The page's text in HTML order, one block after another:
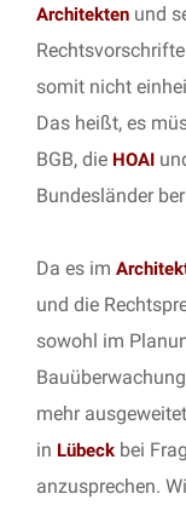
Architekten und
somit nicht
Das heißt, es
BGB, die HOAI
Bundesländer
Da es im
und die
sowohl im
mehr
in Lübeck bei
anzusprechen.